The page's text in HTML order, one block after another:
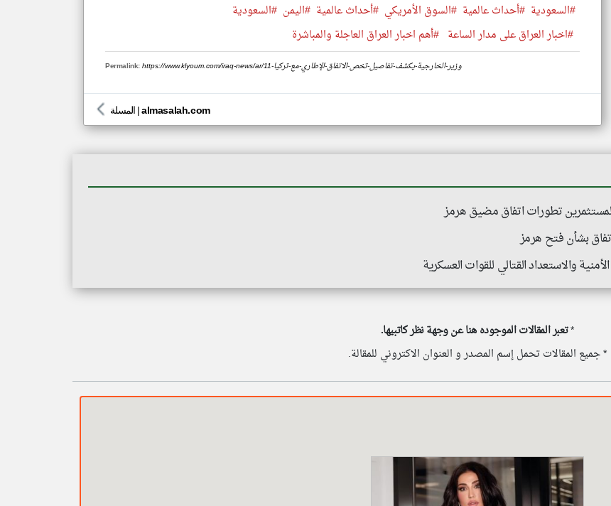
#السعودية #أحداث عالمية #السوق الأمريكي #أحداث عالمية #اليمن #السعودية
#اخبار العراق على مدار الساعة #أهم اخبار العراق العاجلة والمباشرة
Permalink: https://www.klyoum.com/iraq-news/ar/11-وزير-الخارجية-يكشف-تفاصيل-تخص-الاتفاق-الإطاري-مع-تركيا
المسلة |almasalah.com
تطورات اتفاق مضيق هرمز
بشأن فتح هرمز
والاستعداد القتالي للقوات العسكرية
*تعبر المقالات الموجوده هنا عن وجهة نظر كاتبيها.
* جميع المقالات تحمل إسم المصدر و العنوان الاكتروني للمقالة.